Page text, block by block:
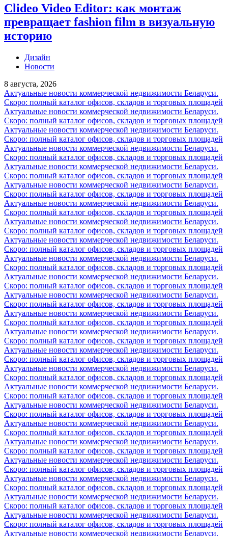
Clideo Video Editor: как монтаж
превращает fashion film в визуальную
историю
Дизайн
Новости
8 августа, 2026
Актуальные новости коммерческой недвижимости Беларуси.
Скоро: полный каталог офисов, складов и торговых площадей
Актуальные новости коммерческой недвижимости Беларуси.
Скоро: полный каталог офисов, складов и торговых площадей
Актуальные новости коммерческой недвижимости Беларуси.
Скоро: полный каталог офисов, складов и торговых площадей
Актуальные новости коммерческой недвижимости Беларуси.
Скоро: полный каталог офисов, складов и торговых площадей
Актуальные новости коммерческой недвижимости Беларуси.
Скоро: полный каталог офисов, складов и торговых площадей
Актуальные новости коммерческой недвижимости Беларуси.
Скоро: полный каталог офисов, складов и торговых площадей
Актуальные новости коммерческой недвижимости Беларуси.
Скоро: полный каталог офисов, складов и торговых площадей
Актуальные новости коммерческой недвижимости Беларуси.
Скоро: полный каталог офисов, складов и торговых площадей
Актуальные новости коммерческой недвижимости Беларуси.
Скоро: полный каталог офисов, складов и торговых площадей
Актуальные новости коммерческой недвижимости Беларуси.
Скоро: полный каталог офисов, складов и торговых площадей
Актуальные новости коммерческой недвижимости Беларуси.
Скоро: полный каталог офисов, складов и торговых площадей
Актуальные новости коммерческой недвижимости Беларуси.
Скоро: полный каталог офисов, складов и торговых площадей
Актуальные новости коммерческой недвижимости Беларуси.
Скоро: полный каталог офисов, складов и торговых площадей
Актуальные новости коммерческой недвижимости Беларуси.
Скоро: полный каталог офисов, складов и торговых площадей
Актуальные новости коммерческой недвижимости Беларуси.
Скоро: полный каталог офисов, складов и торговых площадей
Актуальные новости коммерческой недвижимости Беларуси.
Скоро: полный каталог офисов, складов и торговых площадей
Актуальные новости коммерческой недвижимости Беларуси.
Скоро: полный каталог офисов, складов и торговых площадей
Актуальные новости коммерческой недвижимости Беларуси.
Скоро: полный каталог офисов, складов и торговых площадей
Актуальные новости коммерческой недвижимости Беларуси.
Скоро: полный каталог офисов, складов и торговых площадей
Актуальные новости коммерческой недвижимости Беларуси.
Скоро: полный каталог офисов, складов и торговых площадей
Актуальные новости коммерческой недвижимости Беларуси.
Скоро: полный каталог офисов, складов и торговых площадей
Актуальные новости коммерческой недвижимости Беларуси.
Скоро: полный каталог офисов, складов и торговых площадей
Актуальные новости коммерческой недвижимости Беларуси.
Скоро: полный каталог офисов, складов и торговых площадей
Актуальные новости коммерческой недвижимости Беларуси.
Скоро: полный каталог офисов, складов и торговых площадей
Актуальные новости коммерческой недвижимости Беларуси.